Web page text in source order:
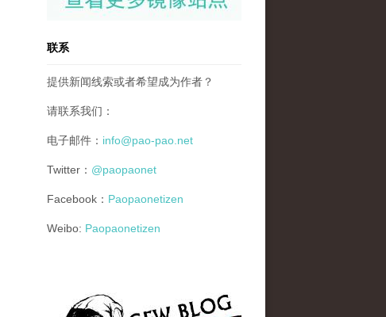
联系
提供新闻线索或者希望成为作者？
请联系我们：
电子邮件： info@pao-pao.net
Twitter： @paopaonet
Facebook： Paopaonetizen
Weibo: Paopaonetizen
gfw_blog_small.jpg